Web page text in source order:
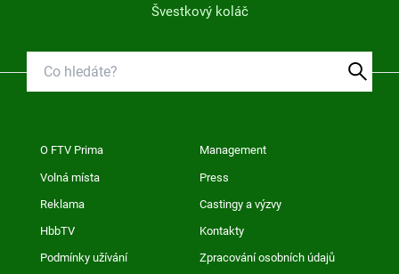
Švestkový koláč
O FTV Prima Management
Volná místa Press
Reklama Castingy a výzvy
HbbTV Kontakty
Podmínky užívání Zpracování osobních údajů